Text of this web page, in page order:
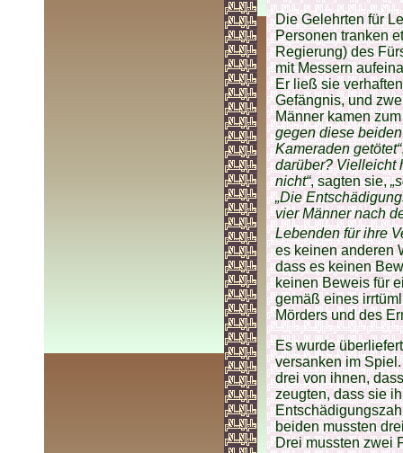
Die Gelehrten für
Personen tranken
Regierung) des
mit Messern
Er ließ sie
Gefängnis, und
Männer kamen
gegen diese
Kameraden getötet“
darüber? Vielleicht
nicht“, sagten sie,
„Die
vier Männer nach
Lebenden für ihre
es keinen anderen
dass es keinen
keinen Beweis für
gemäß eines
Mörders und des
Es wurde
versanken im
drei von ihnen,
zeugten, dass sie
beiden mussten
Drei mussten zwei